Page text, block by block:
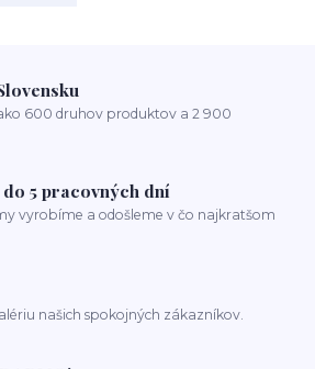
600 druhov produktov a 2 900
5 pracovných dní
vyrobíme a odošleme v čo najkratšom
našich spokojných zákazníkov.